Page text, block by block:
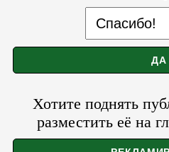
Хотите поднять
разместить её на